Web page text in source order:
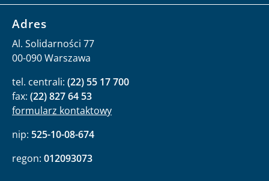
Adres
Al. Solidarności 77
00-090 Warszawa
tel. centrali: (22) 55 17 700
fax: (22) 827 64 53
formularz kontaktowy
nip: 525-10-08-674
regon: 012093073